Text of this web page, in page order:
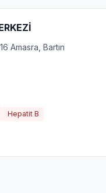
Amasra, Bartın
Hepatit B